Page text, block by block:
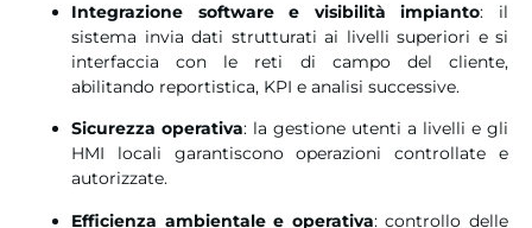
Integrazione software e visibilità impianto: il
sistema invia dati strutturati ai livelli superiori e si
interfaccia con le reti di campo del cliente,
abilitando reportistica, KPI e analisi successive.
Sicurezza operativa: la gestione utenti a livelli e gli
HMI locali garantiscono operazioni controllate e
autorizzate.
Efficienza ambientale e operativa: controllo delle